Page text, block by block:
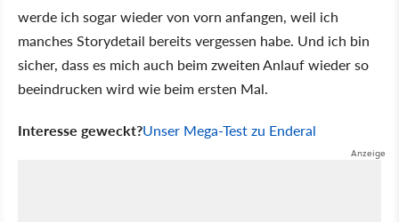
werde ich sogar wieder von vorn anfangen, weil ich
manches Storydetail bereits vergessen habe. Und ich bin
sicher, dass es mich auch beim zweiten Anlauf wieder so
beeindrucken wird wie beim ersten Mal.
Interesse geweckt?Unser Mega-Test zu Enderal